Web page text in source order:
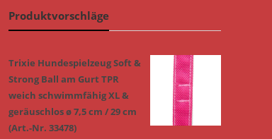
Produktvorschläge
Trixie Hundespielzeug Soft &
Strong Ball am Gurt TPR
weich schwimmfähig XL &
geräuschlos ø 7,5 cm / 29 cm
(Art.-Nr. 33478)